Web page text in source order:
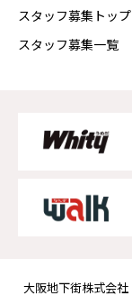
スタッフ募集トップ
スタッフ募集一覧
大阪地下街株式会社